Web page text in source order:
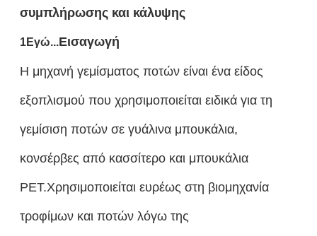
συμπλήρωσης και κάλυψης
1Εγώ...Εισαγωγή
Η μηχανή γεμίσματος ποτών είναι ένα είδος
εξοπλισμού που χρησιμοποιείται ειδικά για τη
γεμίσιση ποτών σε γυάλινα μπουκάλια,
κονσέρβες από κασσίτερο και μπουκάλια
PET.Χρησιμοποιείται ευρέως στη βιομηχανία
τροφίμων και ποτών λόγω της